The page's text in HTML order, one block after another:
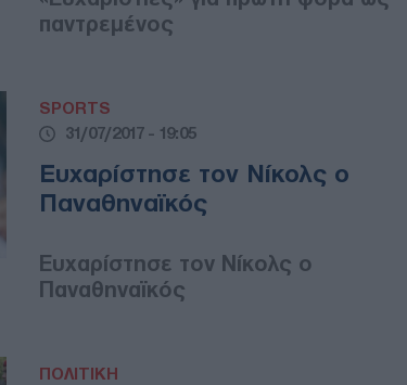
παντρεμένος
SPORTS
31/07/2017 - 19:05
Ευχαρίστησε τον Νίκολς ο
Παναθηναϊκός
Ευχαρίστησε τον Νίκολς ο
Παναθηναϊκός
ΠΟΛΙΤΙΚΗ